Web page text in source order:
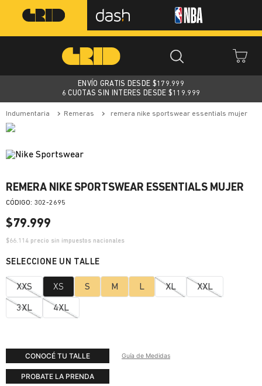
ENVÍO GRATIS DESDE $179.999
6 CUOTAS SIN INTERES DESDE $119.999
indumentaria remeras remera nike sportswear essentials mujer
REMERA NIKE SPORTSWEAR ESSENTIALS MUJER
: 302-2695
$79.999
$66.114 precio sin impuestos nacionales
XXS XS S M L XL XXL
3XL 4XL
CONOCÉ TU TALLE Guía de Medidas
PROBATE LA PRENDA